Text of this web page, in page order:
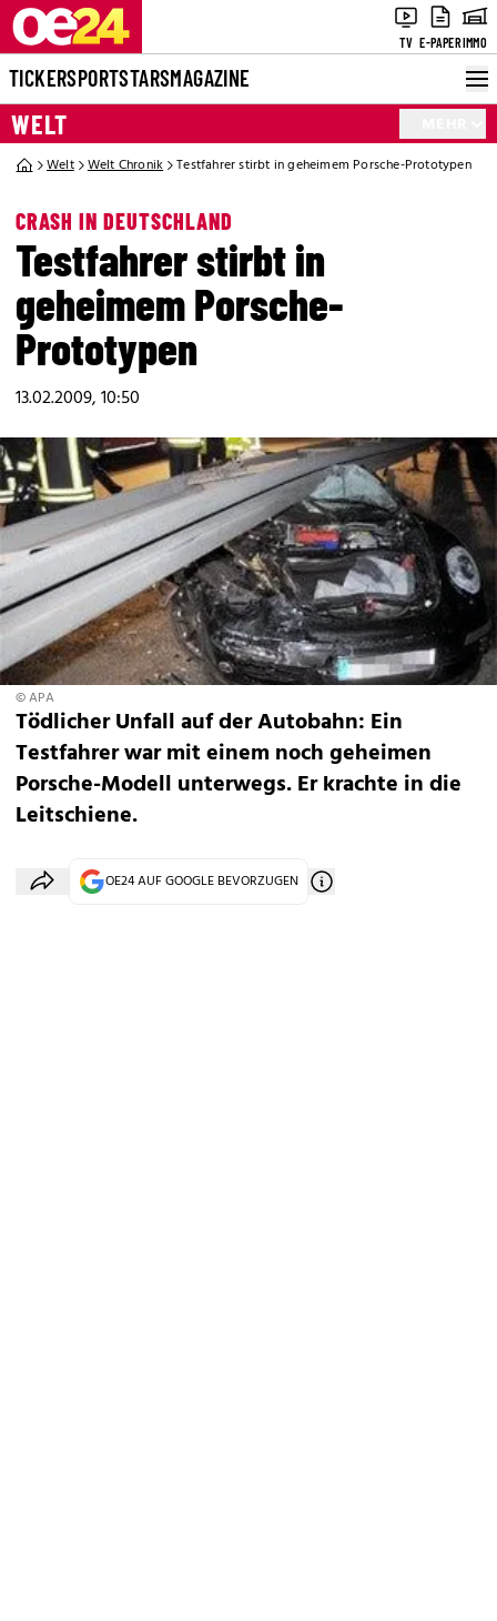
TV E-PAPERIMMO
TICKERSPORTSTARSMAGAZINE
WELT
Welt Welt Chronik Testfahrer stirbt in geheimem Porsche-Prototypen
CRASH IN DEUTSCHLAND
Testfahrer stirbt in
geheimem Porsche-
Prototypen
13.02.2009, 10:50
© APA
Tödlicher Unfall auf der Autobahn: Ein
Testfahrer war mit einem noch geheimen
Porsche-Modell unterwegs. Er krachte in die
Leitschiene.
OE24 AUF GOOGLE BEVORZUGEN